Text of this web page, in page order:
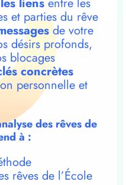
et parties du rêve
de votre
désirs profonds,
blocages
concrètes
personnelle et
des rêves de
à :
rêves de l’École